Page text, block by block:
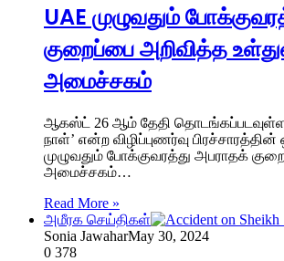
UAE முழுவதும்
குறைப்பை அறிவித்த
அமைச்சகம்
ஆகஸ்ட் 26 ஆம் தேதி தொடங்கப்படவுள்ள
நாள்’ என்ற விழிப்புணர்வு பிரச்சாரத்தின்
முழுவதும் போக்குவரத்து அபராதக்
அமைச்சகம்…
Read More »
அமீரக செய்திகள்
Sonia JawaharMay 30, 2024
0 378